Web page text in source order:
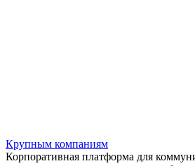
Крупным компаниям
Корпоративная платформа для